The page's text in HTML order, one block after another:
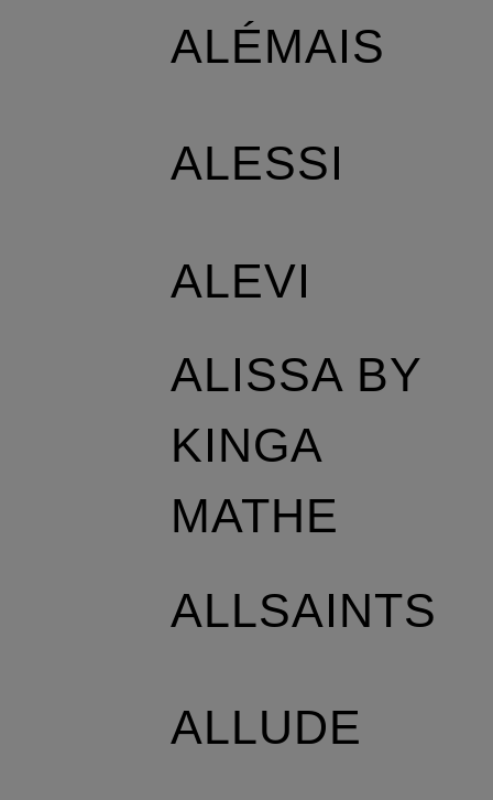
ALÉMAIS
ALESSI
ALEVI
ALISSA BY
KINGA
MATHE
ALLSAINTS
ALLUDE